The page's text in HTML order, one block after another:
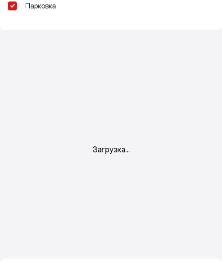
Парковка